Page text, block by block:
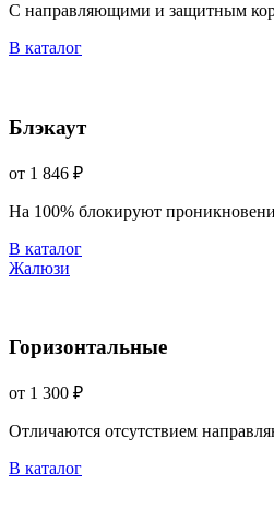
С направляющими и защитным
В каталог
Блэкаут
от 1 846 ₽
На 100% блокируют
В каталог
Жалюзи
Горизонтальные
от 1 300 ₽
Отличаются отсутствием
В каталог